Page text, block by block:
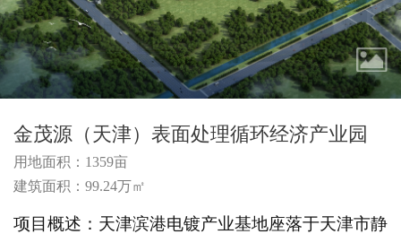
金茂源（天津）表面处理循环经济产业园
用地面积：1359亩
建筑面积：99.24万㎡
项目概述：天津滨港电镀产业基地座落于天津市静